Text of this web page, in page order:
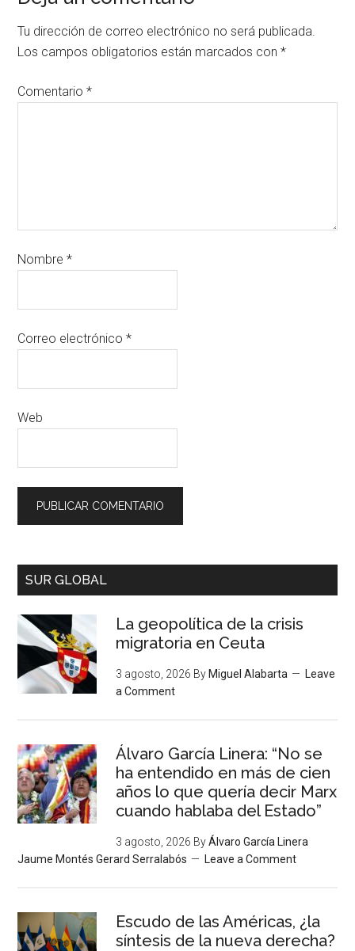
Tu dirección de correo electrónico no será publicada.
Los campos obligatorios están marcados con*
Comentario*
Nombre*
Correo electrónico*
Web
SUR GLOBAL
La geopolítica de la crisis
migratoria en Ceuta
3 agosto, 2026 By Miguel Alabarta
Leave
a Comment
Álvaro García Linera: “No se
ha entendido en más de cien
años lo que quería decir Marx
cuando hablaba del Estado”
3 agosto, 2026 ByÁlvaro García Linera
Jaume Montés Gerard Serralabós
Leave a Comment
Escudo de las Américas, ¿la
síntesis de la nueva derecha?